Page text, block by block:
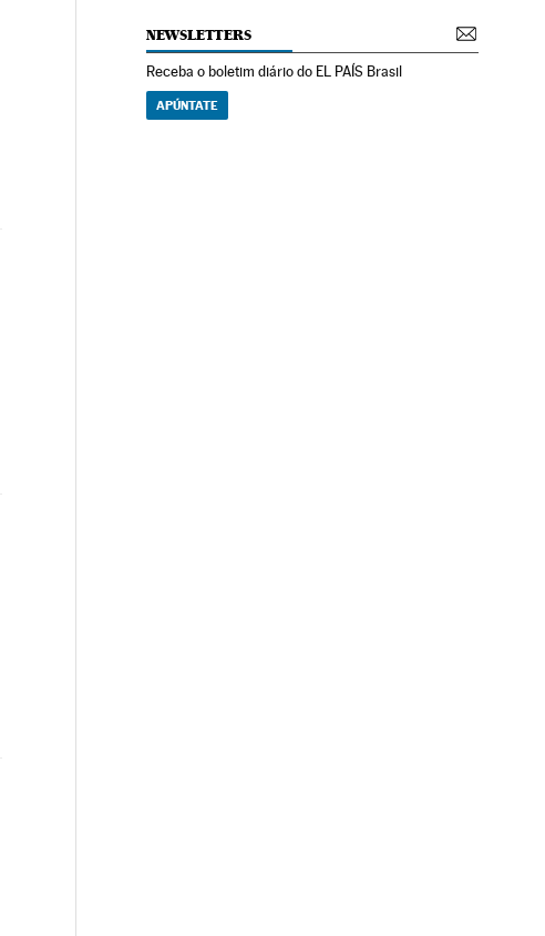
NEWSLETTERS
Receba o boletim diário do EL PAÍS Brasil
APÚNTATE